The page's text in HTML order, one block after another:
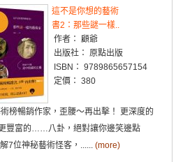
這不是你想的藝術
書2：那些謎一樣..
作者： 顧爺
出版社： 原點出版
ISBN： 9789865657154
定價： 380
榜暢銷作家，歪腰～再出擊！ 更深度的
豐富的……八卦，絕對讓你邊笑邊點
7位神秘藝術怪客，...... (more)